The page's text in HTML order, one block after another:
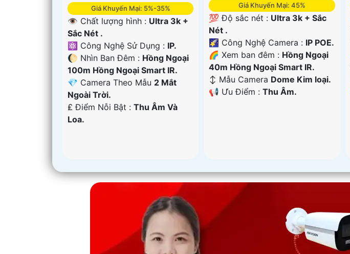
Giá Khuyến Mại: 5%-35%
👁 Chất lượng hình : Ultra 3k +
Sắc Nét .
⚛️ Công Nghệ Sử Dụng : IP.
🌔 Nhìn Ban Đêm : Hồng Ngoại
100m Hồng Ngoại Smart IR.
💎 Camera Theo Mẫu 2 Mắt
Ngoài Trời.
️₤ Điểm Nỗi Bật : Thu Âm Và
Loa.
Giá Khuyến Mại: 45%
💯 Độ sắc nét : Ultra 3k + Sắc
Nét .
🌠 Công Nghệ Camera : IP POE.
🌈 Xem ban đêm : Hồng Ngoại
40m Hồng Ngoại Smart IR.
↕️ Mẫu Camera Dome Kim loại.
️📢 Ưu Điểm :Thu Âm.